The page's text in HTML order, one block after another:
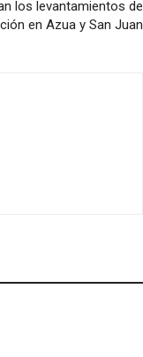
los levantamientos de
en Azua y San Juan